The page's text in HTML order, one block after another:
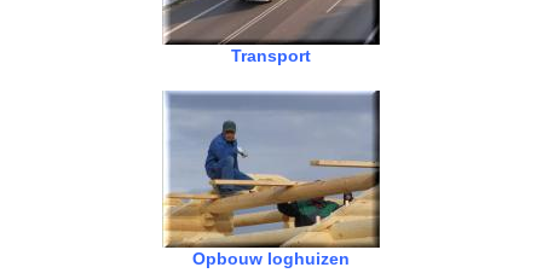
Transport
Opbouw loghuizen